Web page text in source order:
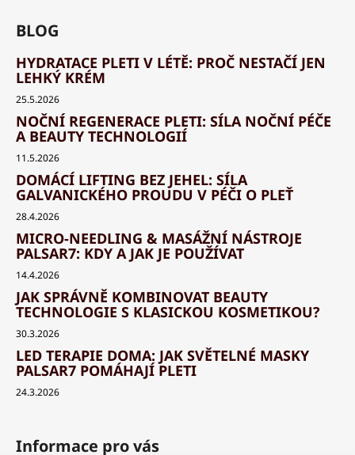
BLOG
HYDRATACE PLETI V LÉTĚ: PROČ NESTAČÍ JEN
LEHKÝ KRÉM
25.5.2026
NOČNÍ REGENERACE PLETI: SÍLA NOČNÍ PÉČE
A BEAUTY TECHNOLOGIÍ
11.5.2026
DOMÁCÍ LIFTING BEZ JEHEL: SÍLA
GALVANICKÉHO PROUDU V PÉČI O PLEŤ
28.4.2026
MICRO-NEEDLING & MASÁŽNÍ NÁSTROJE
PALSAR7: KDY A JAK JE POUŽÍVAT
14.4.2026
JAK SPRÁVNĚ KOMBINOVAT BEAUTY
TECHNOLOGIE S KLASICKOU KOSMETIKOU?
30.3.2026
LED TERAPIE DOMA: JAK SVĚTELNÉ MASKY
PALSAR7 POMÁHAJÍ PLETI
24.3.2026
Informace pro vás